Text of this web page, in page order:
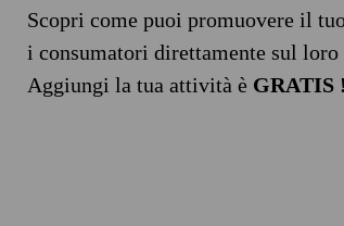
Scopri come puoi promuovere il
i consumatori direttamente sul
Aggiungi la tua attività è GRATIS !